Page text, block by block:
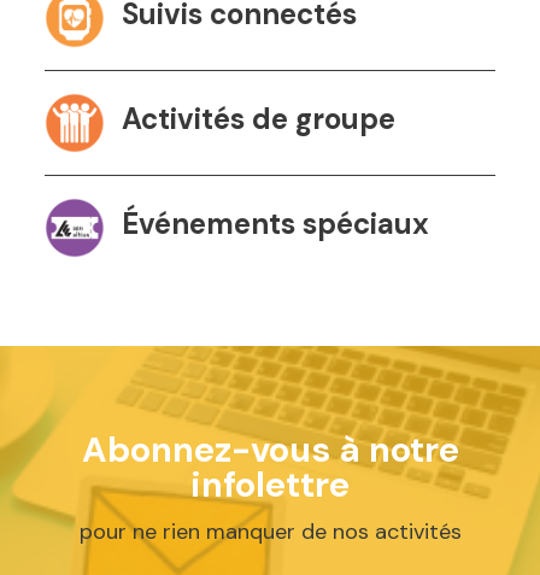
Suivis connectés
Activités de groupe
Événements spéciaux
Abonnez-vous à notre
infolettre
pour ne rien manquer de nos activités